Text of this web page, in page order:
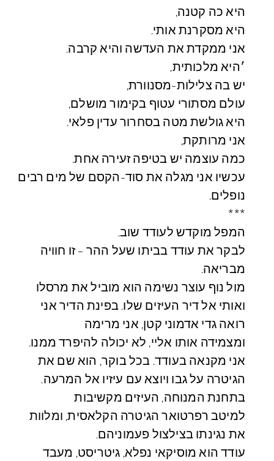
היא כה קטנה,
היא מסקרנת אותי.
אני ממקדת את העדשה והיא קרבה.
׳היא מלכותית,
יש בה צלילות-מסנוורת,
עולם מסתורי עטוף בקימור מושלם,
היא גולשת מטה בסחרור עדין פלאי.
אני מרותקת,
כמה עוצמה יש בטיפה זעירה אחת.
עכשיו אני מגלה את סוד-הקסם של מים רבים
נופלים.
***
המפל מוקדש לעודד שוב.
לבקר את עודד בביתו שעל ההר – זו חוויה
מבריאה.
מול נוף עוצר נשימה הוא מוביל את מרסלו
ואותי אל דיר העיזים שלו. בפינת הדיר אני
רואה גדי אדמוני קטן, אני מרימה
ומצמידה אותו אליי, לא יכולה להיפרד ממנו.
אני מקנאה בעודד. בכל בוקר, הוא שם את
הגיטרה על גבו ויוצא עם עיזיו אל המרעה.
בתחנת המנוחה, העיזים מקשיבות
למיטב רפרטואר הגיטרה הקלאסית, ומלוות
את נגינתו בצילצול פעמוניהם.
עודד הוא מוסיקאי נפלא, גיטריסט, מעבד